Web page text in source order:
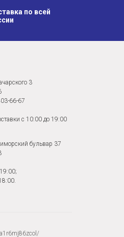
по всей
3
66-67
с 10:00 до 19:00
бульвар 37